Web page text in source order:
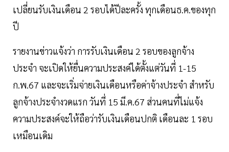
เปลี่ยนรับเงินเดือน 2 รอบได้ปีละครั้ง ทุกเดือนธ.ค.ของทุก
ปี
รายงานข่าวแจ้งว่า การรับเงินเดือน 2 รอบของลูกจ้าง
ประจำ จะเปิดให้ยื่นความประสงค์ได้ตั้งแต่วันที่ 1-15
ก.พ.67 และจะเริ่มจ่ายเงินเดือนหรือค่าจ้างประจำ สำหรับ
ลูกจ้างประจำงวดแรก วันที่ 15 มี.ค.67 ส่วนคนที่ไม่แจ้ง
ความประสงค์จะให้ถือว่ารับเงินเดือนปกติ เดือนละ 1 รอบ
เหมือนเดิม